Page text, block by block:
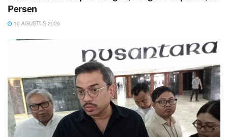
Persen
10 AGUSTUS 2026